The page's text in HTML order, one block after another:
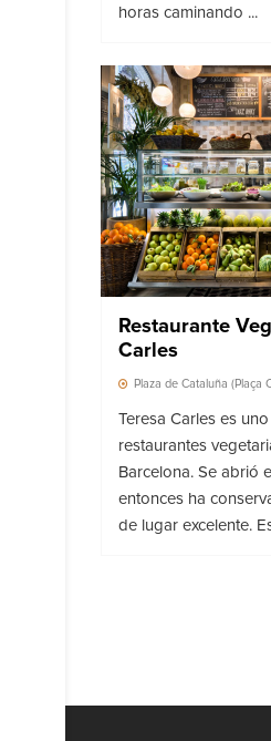
horas caminando ...
Restaurante
Carles
Plaza de Cataluña (Plaça
Teresa Carles es
restaurantes
Barcelona. Se abrió
entonces ha
de lugar excelente.